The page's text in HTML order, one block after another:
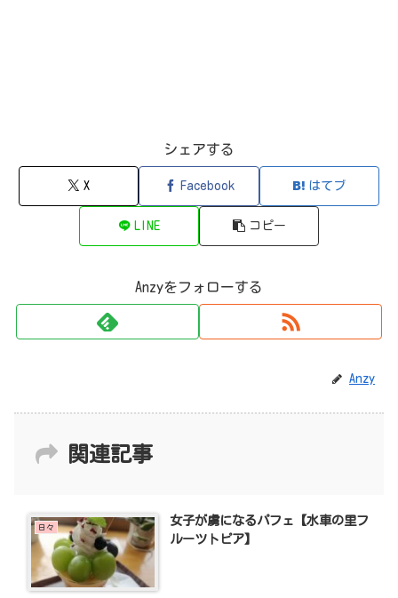
シェアする
X Facebook はてブ
LINE コピー
Anzyをフォローする
Anzy
関連記事
日々
女子が虜になるパフェ【水車の里フ
ルーツトピア】